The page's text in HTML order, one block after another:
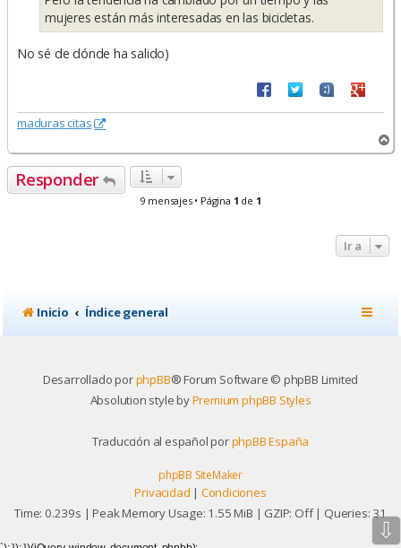
mujeres están más interesadas en las bicicletas.
No sé de dónde ha salido)
maduras citas
r
Responder
9 mensajes • Página 1 de 1
Ir a
Inicio Índice general
Desarrollado porphpBB® Forum Software © phpBB Limited
Absolution style byPremium phpBB Styles
Traducción al español porphpBB España
phpBB SiteMaker
Privacidad | Condiciones
Time: 0.239s | Peak Memory Usage: 1.55 MiB | GZIP: Off | Queries: 31
⇩